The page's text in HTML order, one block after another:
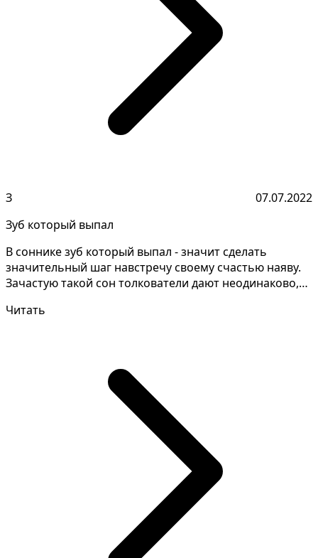
З
07.07.2022
Зуб который выпал
В соннике зуб который выпал - значит сделать
значительный шаг навстречу своему счастью наяву.
Зачастую такой сон толкователи дают неодинаково,
Читать